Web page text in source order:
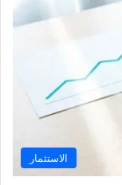
الاستثمار